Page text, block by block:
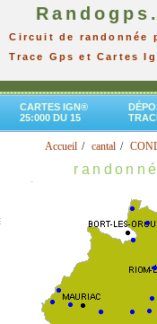
Circuit de randonnée
Trace Gps et Cartes
CARTES IGN®
25:000 DU 15
Accueil cantal